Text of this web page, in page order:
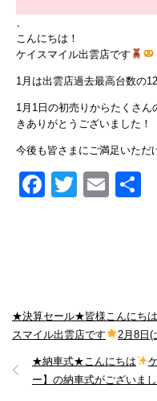
こんにちは！
ケイスマイル出雲店です
1月は出雲店過去最高台数の
1月1日の初売りからたくさ
きありがとうございました！
今後も皆さまにご満足いただ
Facebook
Twitter
★決算セール★皆様こんにちは
スマイル出雲店です
2月8日(
★納車式★こんにちは
ー】の納車式がございま